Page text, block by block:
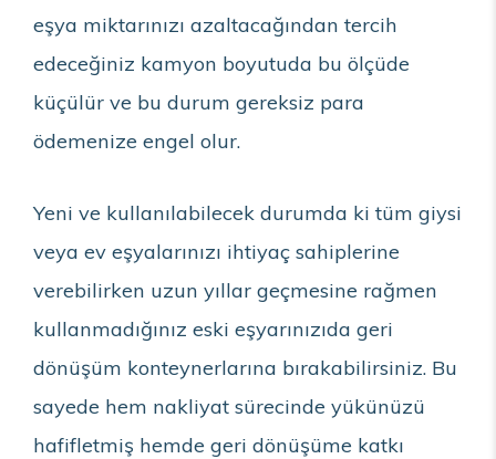
eşya miktarınızı azaltacağından tercih
edeceğiniz kamyon boyutuda bu ölçüde
küçülür ve bu durum gereksiz para
ödemenize engel olur.
Yeni ve kullanılabilecek durumda ki tüm giysi
veya ev eşyalarınızı ihtiyaç sahiplerine
verebilirken uzun yıllar geçmesine rağmen
kullanmadığınız eski eşyarınızıda geri
dönüşüm konteynerlarına bırakabilirsiniz. Bu
sayede hem nakliyat sürecinde yükünüzü
hafifletmiş hemde geri dönüşüme katkı